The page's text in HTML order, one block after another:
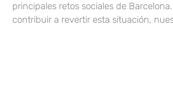
principales retos sociales de
contribuir a revertir esta situación,